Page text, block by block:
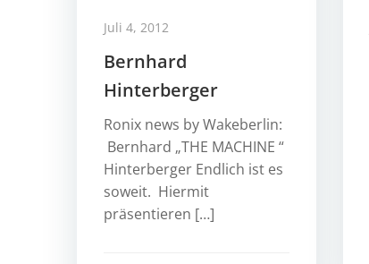
Juli 4, 2012
Bernhard
Hinterberger
Ronix news by Wakeberlin:
Bernhard „THE MACHINE “
Hinterberger Endlich ist es
soweit. Hiermit
präsentieren […]